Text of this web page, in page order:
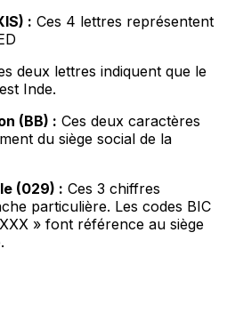
: Ces 4 lettres représentent
deux lettres indiquent que le
Inde.
(BB) : Ces deux caractères
du siège social de la
(029) : Ces 3 chiffres
particulière. Les codes BIC
» font référence au siège